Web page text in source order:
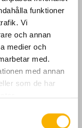
funktioner
Vi
och annan
medier och
med.
med annan
som de har
chippa och
. (Spelform